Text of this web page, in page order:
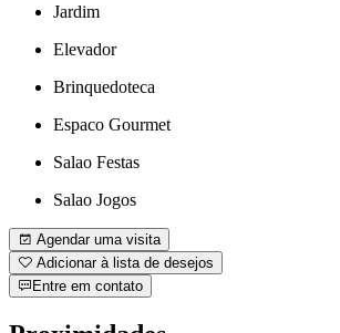
Jardim
Elevador
Brinquedoteca
Espaco Gourmet
Salao Festas
Salao Jogos
Agendar uma visita
Adicionar à lista de desejos
Entre em contato